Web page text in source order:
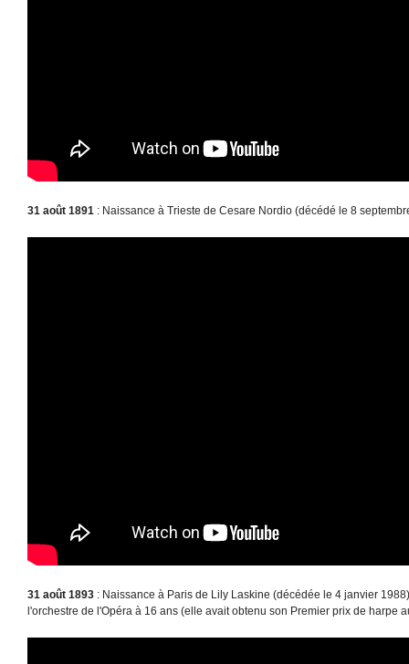
31 août 1891 : Naissance à Trieste de Cesare Nordio (décédé le 8
31 août 1893 : Naissance à Paris de Lily Laskine (décédée le 4 janvier
l'orchestre de l'Opéra à 16 ans (elle avait obtenu son Premier prix de harpe